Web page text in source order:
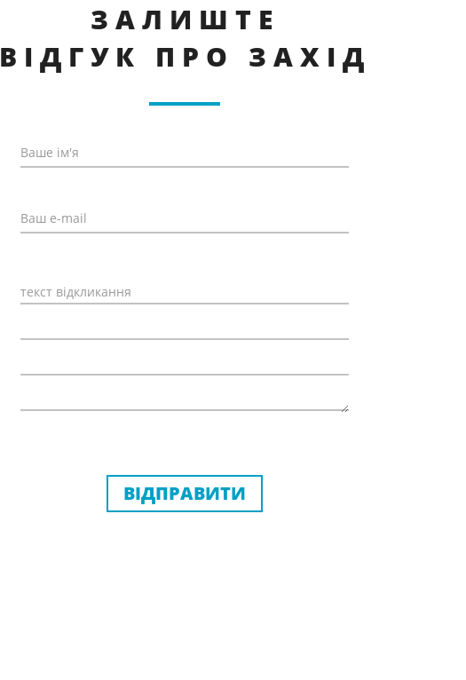
ЗАЛИШТЕ
ВІДГУК ПРО ЗАХІД
ВІДПРАВИТИ